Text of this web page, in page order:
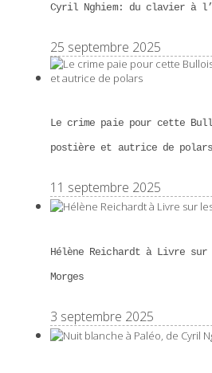
Cyril Nghiem: du clavier à
25 septembre 2025
Le crime paie pour cette
postière et autrice de polars
11 septembre 2025
Hélène Reichardt à Livre
Morges
3 septembre 2025